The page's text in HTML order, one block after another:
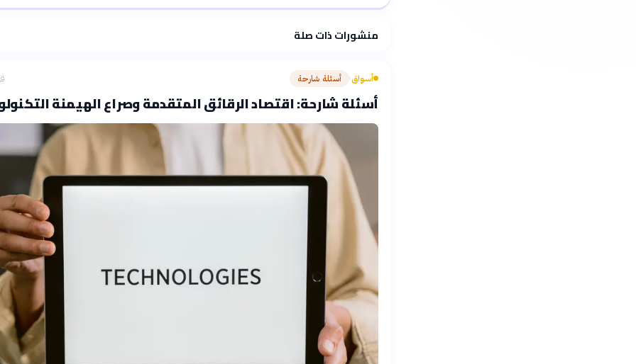
منشورات ذات صلة
أسواق› أسئلة شارحة
أسئلة شارحة: اقتصاد الرقائق المتقدمة وصراع الهيمنة